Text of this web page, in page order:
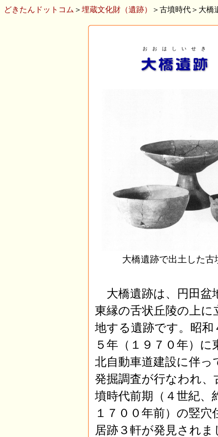
どきたんドットコム ＞ 埋蔵文化財（遺跡） ＞古墳時代＞大橋
お お は し い せ き
大橋遺跡で出土した
大橋遺跡は、円田盆
東縁の舌状丘陵の上に
地する遺跡です。昭和
５年（１９７０年）に
北自動車道建設に伴っ
発掘調査が行なわれ、
墳時代前期（４世紀、
１７００年前）の竪穴
居跡３軒が発見されま